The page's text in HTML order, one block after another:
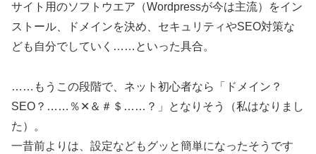
サイト用のソフトウエア（Wordpressが今は主流）をイン
ストール、ドメインを決め、セキュリティやSEO対策な
ども自分でしていく……といった具合。
……もうこの段階で、ネット初心者なら「ドメイン？
SEO？……％✕＆＃＄……？」となりそう（私はなりまし
た）。
一昔前よりは、設定などもグッと簡単になったそうです